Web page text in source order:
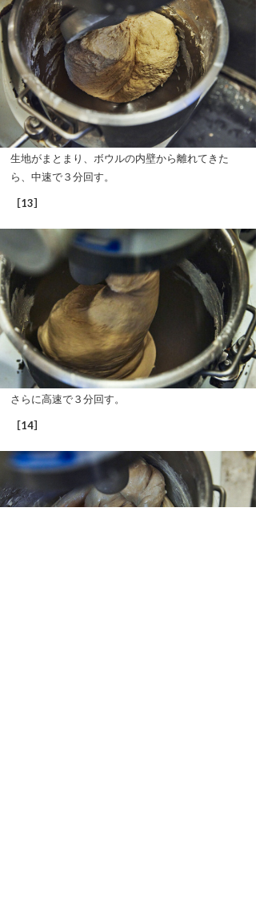
生地がまとまり、ボウルの内壁から離れてきた
ら、中速で３分回す。
［13］
さらに高速で３分回す。
［14］